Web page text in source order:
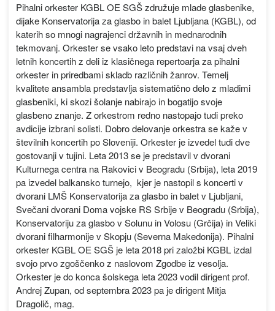
Pihalni orkester KGBL OE SGŠ združuje mlade glasbenike,
dijake Konservatorija za glasbo in balet Ljubljana (KGBL), od
katerih so mnogi nagrajenci državnih in mednarodnih
tekmovanj. Orkester se vsako leto predstavi na vsaj dveh
letnih koncertih z deli iz klasičnega repertoarja za pihalni
orkester in priredbami skladb različnih žanrov. Temelj
kvalitete ansambla predstavlja sistematično delo z mladimi
glasbeniki, ki skozi šolanje nabirajo in bogatijo svoje
glasbeno znanje. Z orkestrom redno nastopajo tudi preko
avdicije izbrani solisti. Dobro delovanje orkestra se kaže v
številnih koncertih po Sloveniji. Orkester je izvedel tudi dve
gostovanji v tujini. Leta 2013 se je predstavil v dvorani
Kulturnega centra na Rakovici v Beogradu (Srbija), leta 2019
pa izvedel balkansko turnejo, kjer je nastopil s koncerti v
dvorani LMŠ Konservatorija za glasbo in balet v Ljubljani,
Svečani dvorani Doma vojske RS Srbije v Beogradu (Srbija),
Konservatoriju za glasbo v Solunu in Volosu (Grčija) in Veliki
dvorani filharmonije v Skopju (Severna Makedonija). Pihalni
orkester KGBL OE SGŠ je leta 2018 pri založbi KGBL izdal
svojo prvo zgoščenko z naslovom Zgodbe iz vesolja.
Orkester je do konca šolskega leta 2023 vodil dirigent prof.
Andrej Zupan, od septembra 2023 pa je dirigent Mitja
Dragolič, mag.